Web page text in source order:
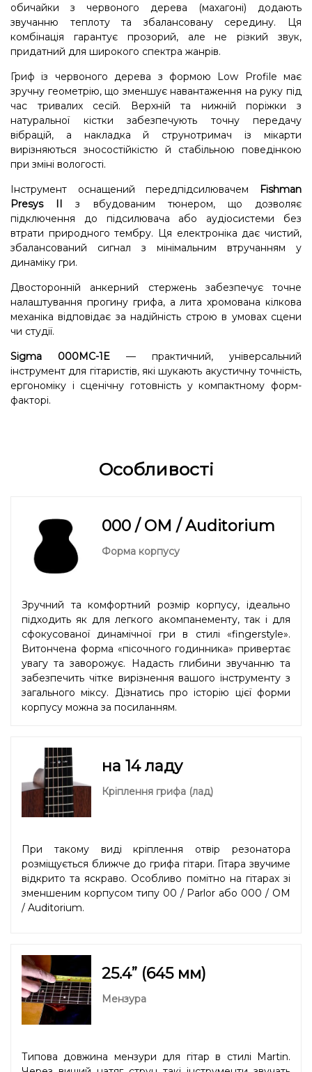
обичайки з червоного дерева (махагоні) додають
звучанню теплоту та збалансовану середину. Ця
комбінація гарантує прозорий, але не різкий звук,
придатний для широкого спектра жанрів.
Гриф із червоного дерева з формою Low Profile має
зручну геометрію, що зменшує навантаження на руку під
час тривалих сесій. Верхній та нижній поріжки з
натуральної кістки забезпечують точну передачу
вібрацій, а накладка й струнотримач із мікарти
вирізняються зносостійкістю й стабільною поведінкою
при зміні вологості.
Інструмент оснащений передпідсилювачем
Fishman
Presys II з вбудованим тюнером, що дозволяє
підключення до підсилювача або аудіосистеми без
втрати природного тембру. Ця електроніка дає чистий,
збалансований сигнал з мінімальним втручанням у
динаміку гри.
Двосторонній анкерний стержень забезпечує точне
налаштування прогину грифа, а лита хромована кілкова
механіка відповідає за надійність строю в умовах сцени
чи студії.
Sigma 000MC-1E — практичний, універсальний
інструмент для гітаристів, які шукають акустичну точність,
ергономіку і сценічну готовність у компактному форм-
факторі.
Особливості
000 / OM / Auditorium
Форма корпусу
Зручний та комфортний розмір корпусу, ідеально
підходить як для легкого акомпанементу, так і для
сфокусованої динамічної гри в стилі «fingerstyle».
Витончена форма «пісочного годинника» привертає
увагу та заворожує. Надасть глибини звучанню та
забезпечить чітке вирізнення вашого інструменту з
загального міксу. Дізнатись про історію цієї форми
корпусу можна за посиланням.
на 14 ладу
Кріплення грифа (лад)
При такому виді кріплення отвір резонатора
розміщується ближче до грифа гітари. Гітара звучиме
відкрито та яскраво. Особливо помітно на гітарах зі
зменшеним корпусом типу 00 / Parlor або 000 / OM
/ Auditorium.
25.4” (645 мм)
Мензура
Типова довжина мензури для гітар в стилі Martin.